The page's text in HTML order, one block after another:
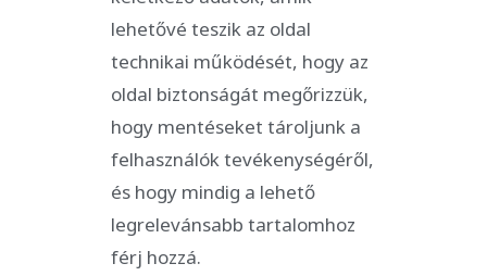
lehetővé teszik az oldal
technikai működését, hogy az
oldal biztonságát megőrizzük,
hogy mentéseket tároljunk a
felhasználók tevékenységéről,
és hogy mindig a lehető
legrelevánsabb tartalomhoz
férj hozzá.